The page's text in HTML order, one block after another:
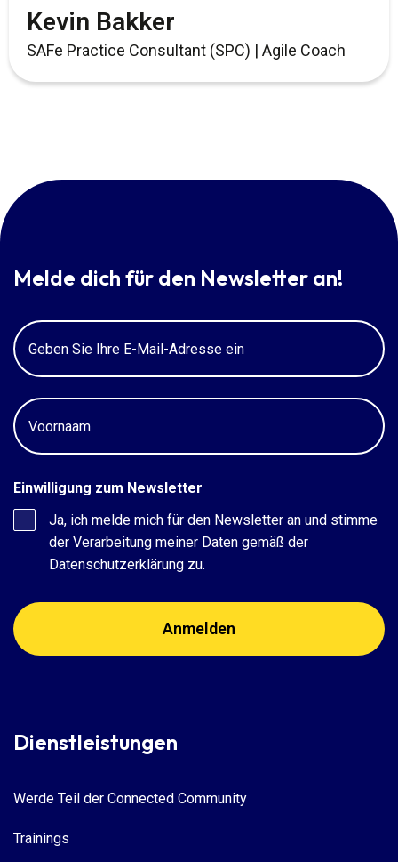
Kevin Bakker
SAFe Practice Consultant (SPC) | Agile Coach
Melde dich für den Newsletter an!
E-
Mail
Voornaam
Einwilligung zum Newsletter
Ja, ich melde mich für den Newsletter an und stimme
der Verarbeitung meiner Daten gemäß der
Datenschutzerklärung zu.
Dienstleistungen
Werde Teil der Connected Community
Trainings